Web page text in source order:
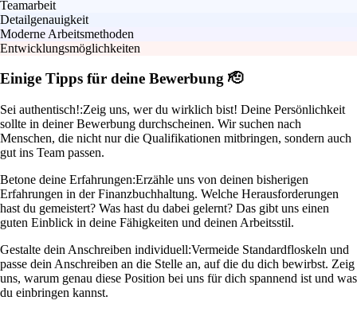
Teamarbeit
Detailgenauigkeit
Moderne Arbeitsmethoden
Entwicklungsmöglichkeiten
Einige Tipps für deine Bewerbung 🫡
Sei authentisch!:Zeig uns, wer du wirklich bist! Deine Persönlichkeit
sollte in deiner Bewerbung durchscheinen. Wir suchen nach
Menschen, die nicht nur die Qualifikationen mitbringen, sondern auch
gut ins Team passen.
Betone deine Erfahrungen:Erzähle uns von deinen bisherigen
Erfahrungen in der Finanzbuchhaltung. Welche Herausforderungen
hast du gemeistert? Was hast du dabei gelernt? Das gibt uns einen
guten Einblick in deine Fähigkeiten und deinen Arbeitsstil.
Gestalte dein Anschreiben individuell:Vermeide Standardfloskeln und
passe dein Anschreiben an die Stelle an, auf die du dich bewirbst. Zeig
uns, warum genau diese Position bei uns für dich spannend ist und was
du einbringen kannst.